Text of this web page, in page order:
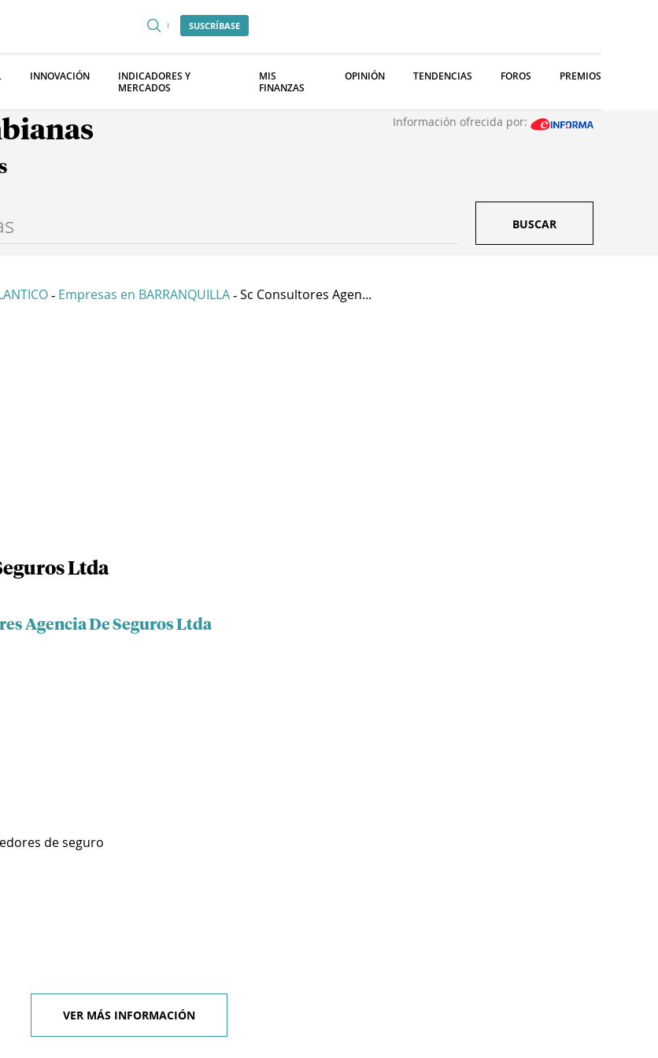
SUSCRÍBASE
INNOVACIÓN
INDICADORES Y
MERCADOS
MIS
FINANZAS
OPINIÓN TENDENCIAS FOROS PREMIOS
Información ofrecida por:
BUSCAR
- Empresas en BARRANQUILLA - Sc Consultores Agen...
Ltda
Agencia De Seguros Ltda
de seguro
VER MÁS INFORMACIÓN